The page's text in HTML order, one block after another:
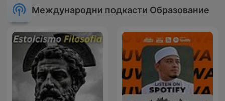
Международни подкасти Образование